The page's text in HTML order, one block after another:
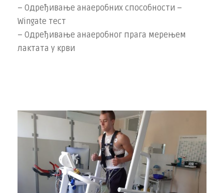
– Одређивање анаеробних способности –
Wingate тест
– Одређивање анаеробног прага мерењем
лактата у крви